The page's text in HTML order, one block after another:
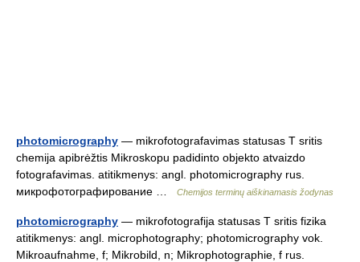
photomicrography — mikrofotografavimas statusas T sritis
chemija apibrėžtis Mikroskopu padidinto objekto atvaizdo
fotografavimas. atitikmenys: angl. photomicrography rus.
микрофотографирование …
Chemijos terminų aiškinamasis žodynas
photomicrography — mikrofotografija statusas T sritis fizika
atitikmenys: angl. microphotography; photomicrography vok.
Mikroaufnahme, f; Mikrobild, n; Mikrophotographie, f rus.